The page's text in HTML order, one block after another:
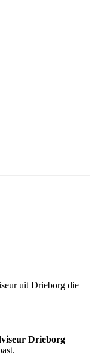
uit Drieborg die
Drieborg